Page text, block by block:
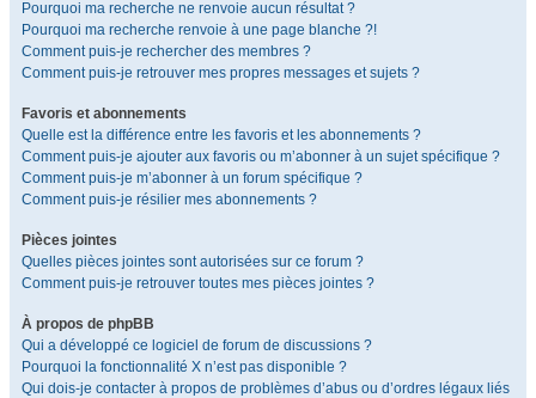
Pourquoi ma recherche ne renvoie aucun résultat ?
Pourquoi ma recherche renvoie à une page blanche ?!
Comment puis-je rechercher des membres ?
Comment puis-je retrouver mes propres messages et sujets ?
Favoris et abonnements
Quelle est la différence entre les favoris et les abonnements ?
Comment puis-je ajouter aux favoris ou m’abonner à un sujet spécifique ?
Comment puis-je m’abonner à un forum spécifique ?
Comment puis-je résilier mes abonnements ?
Pièces jointes
Quelles pièces jointes sont autorisées sur ce forum ?
Comment puis-je retrouver toutes mes pièces jointes ?
À propos de phpBB
Qui a développé ce logiciel de forum de discussions ?
Pourquoi la fonctionnalité X n’est pas disponible ?
Qui dois-je contacter à propos de problèmes d’abus ou d’ordres légaux liés